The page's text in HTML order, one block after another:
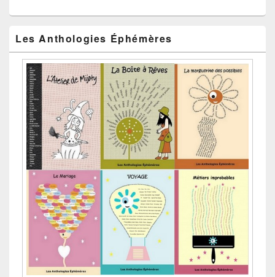
Les Anthologies Éphémères